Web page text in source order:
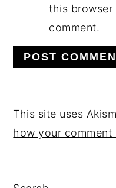
this browser
comment.
This site uses
how your comment
PRIMARY